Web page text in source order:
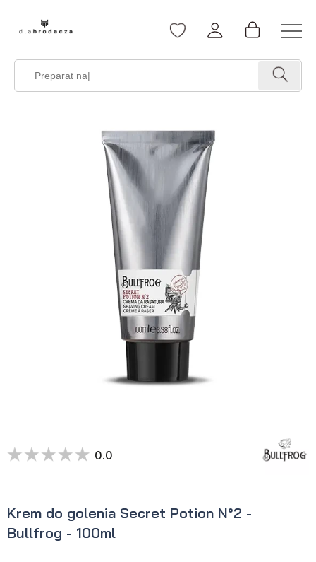
Krem do golenia Secret Potion N°2 -
Bullfrog - 100ml
0.0